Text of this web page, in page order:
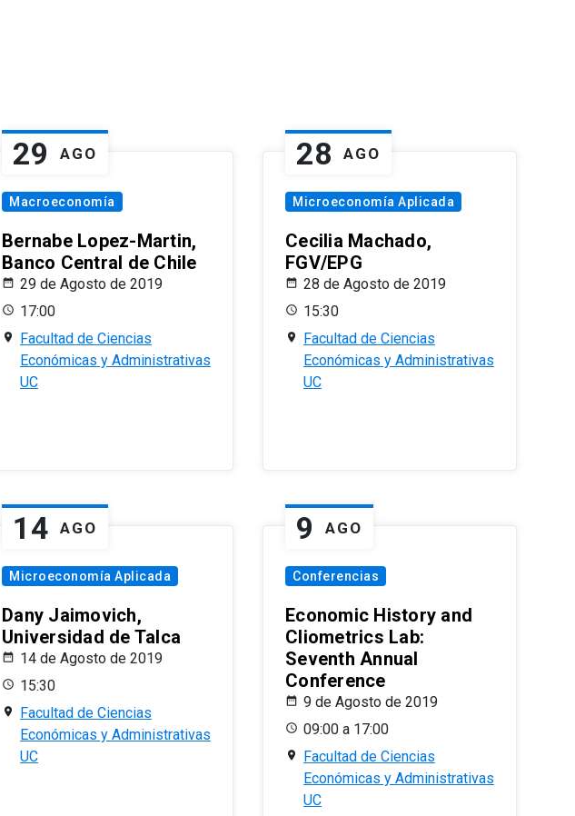
29 AGO
Macroeconomía
Bernabe Lopez-Martin,
Banco Central de Chile
29 de Agosto de 2019
17:00
Facultad de Ciencias
Económicas y Administrativas
UC
28 AGO
Microeconomía Aplicada
Cecilia Machado,
FGV/EPG
28 de Agosto de 2019
15:30
Facultad de Ciencias
Económicas y Administrativas
UC
14 AGO
Microeconomía Aplicada
Dany Jaimovich,
Universidad de Talca
14 de Agosto de 2019
15:30
Facultad de Ciencias
Económicas y Administrativas
UC
9 AGO
Conferencias
Economic History and
Cliometrics Lab:
Seventh Annual
Conference
9 de Agosto de 2019
09:00 a 17:00
Facultad de Ciencias
Económicas y Administrativas
UC